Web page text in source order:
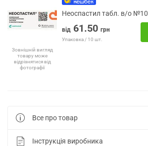
Зовнішній вигляд
товару може
відрізнятися від
фотографії
Неоспастил табл. в/о №10
від 61.50 грн
Упаковка / 10 шт.
Все про товар
Інструкція виробника